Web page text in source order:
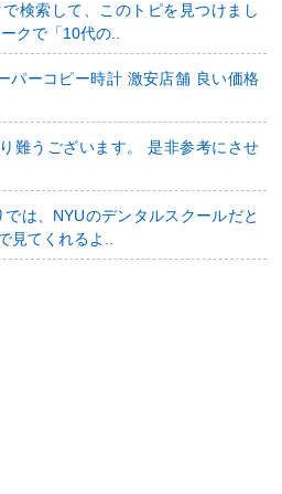
検索して、このトピを見つけまし
クで「10代の..
パーコピー時計 激安店舗 良い価格
難うございます。 是非参考にさせ
は、NYUのデンタルスクールだと
見てくれるよ..